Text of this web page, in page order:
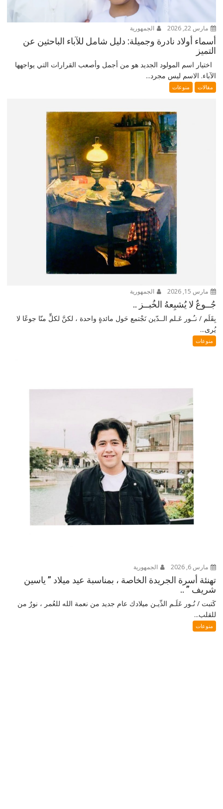
مارس 22, 2026 الجمهورية
أسماء أولاد نادرة وجميلة: دليل شامل للآباء الباحثين عن
التميز
اختيار اسم المولود الجديد هو من أجمل وأصعب القرارات التي يواجهها
الآباء. الاسم ليس مجرد...
مقالات منوعات
مارس 15, 2026 الجمهورية
جُــوعٌ لا يُشبِعهُ الخُبــز ..
بِقَلَم / نـُـور عَـلم الــدّين نَجْتمع حَول مائدةٍ واحدة ، لكنَّ لكلٍّ منّا جوعًا لا
يُرى...
منوعات
مارس 6, 2026 الجمهورية
تهنئة أسرة الجريدة الخاصة ، بمناسبة عيد ميلاد ” ياسين
شريف ” ..
كَتبت / نُـور عَلَـم الدِّيـن ميلادك عام جديد من نعمة الله للعُمر ، نورٌ من
للقلب...
منوعات